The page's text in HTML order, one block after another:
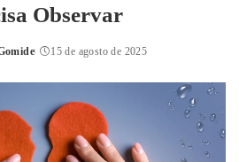
Observar
15 de agosto de 2025